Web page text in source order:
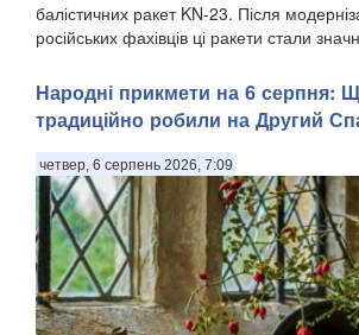
балістичних ракет KN-23. Після
російських фахівців ці ракети стали
Народні прикмети на 6 серпня:
традиційно робили на Другий
четвер, 6 серпень 2026, 7:09